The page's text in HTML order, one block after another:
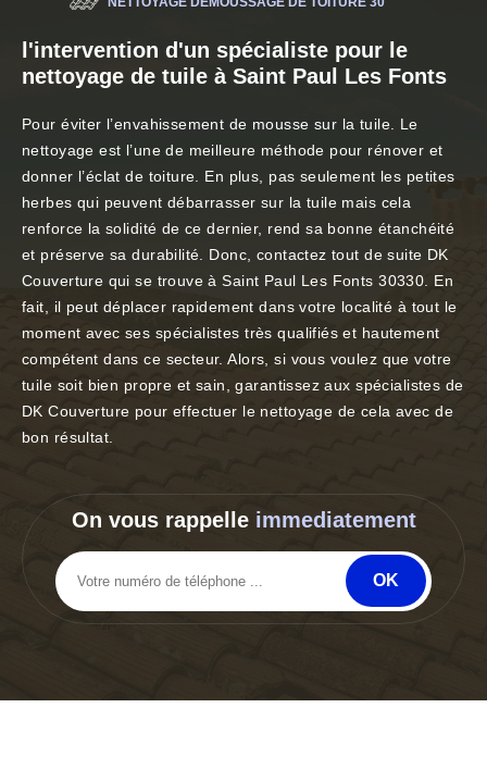
l'intervention d'un spécialiste pour le
nettoyage de tuile à Saint Paul Les Fonts
Pour éviter l’envahissement de mousse sur la tuile. Le
nettoyage est l’une de meilleure méthode pour rénover et
donner l’éclat de toiture. En plus, pas seulement les petites
herbes qui peuvent débarrasser sur la tuile mais cela
renforce la solidité de ce dernier, rend sa bonne étanchéité
et préserve sa durabilité. Donc, contactez tout de suite DK
Couverture qui se trouve à Saint Paul Les Fonts 30330. En
fait, il peut déplacer rapidement dans votre localité à tout le
moment avec ses spécialistes très qualifiés et hautement
compétent dans ce secteur. Alors, si vous voulez que votre
tuile soit bien propre et sain, garantissez aux spécialistes de
DK Couverture pour effectuer le nettoyage de cela avec de
bon résultat.
On vous rappelle immediatement